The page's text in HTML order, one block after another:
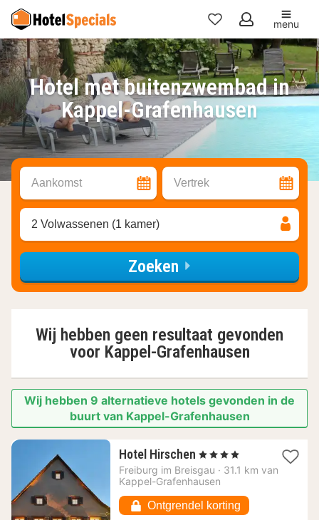
Mijn
favorieten
menu
Hotel met buitenzwembad in
Kappel-Grafenhausen
Aankomst Vertrek
2 Volwassenen (1 kamer)
Zoeken
Wij hebben geen resultaat gevonden
voor Kappel-Grafenhausen
Wij hebben 9 alternatieve hotels gevonden in de
buurt van Kappel-Grafenhausen
Hotel Hirschen 1
nacht
vanaf
€
, 4 Sterren
Freiburg im Breisgau · 31.1 km van
Kappel-Grafenhausen
Ontgrendel korting